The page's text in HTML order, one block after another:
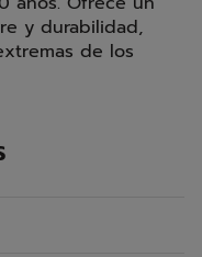
y durabilidad,
de los